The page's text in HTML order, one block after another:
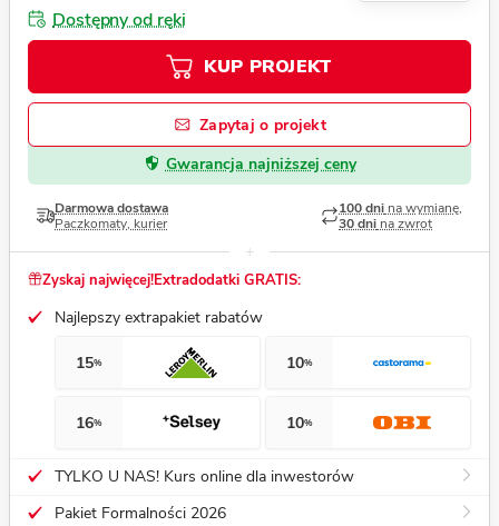
Dostępny od ręki
KUP PROJEKT
Zapytaj o projekt
Gwarancja najniższej ceny
Darmowa dostawa
Paczkomaty, kurier
100 dni na wymianę,
30 dni na zwrot
Zyskaj najwięcej!Extradodatki GRATIS:
Najlepszy extrapakiet rabatów
15% 10%
16% 10%
TYLKO U NAS! Kurs online dla inwestorów
Pakiet Formalności 2026